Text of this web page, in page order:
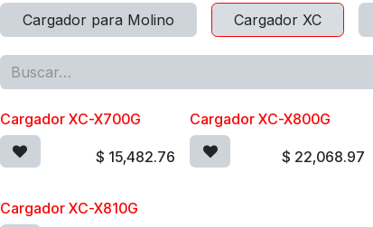
Cargador para Molino Cargador XC
Cargador XC-X700G
$ 15,482.76
Cargador XC-X800G
$ 22,068.97
Cargador XC-X810G